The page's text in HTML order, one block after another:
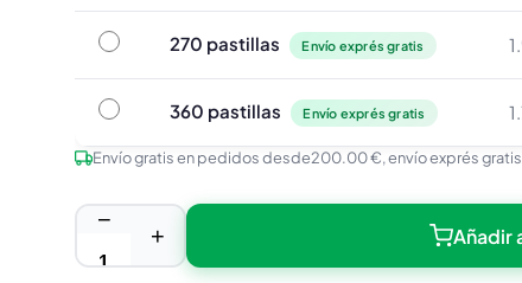
270 pastillas270 pastillas Envío exprés gratis
360 pastillas360 pastillas Envío exprés gratis
Envío gratis en pedidos desde200.00 €, envío exprés
−
+ Añadir